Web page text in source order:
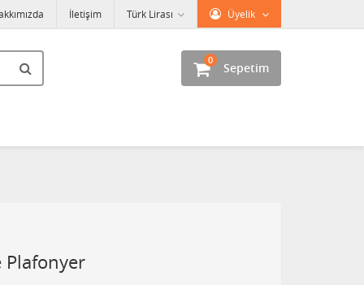
Üyelik
Türk Lirası
İletişim
Sepetim
0
Plafonyer